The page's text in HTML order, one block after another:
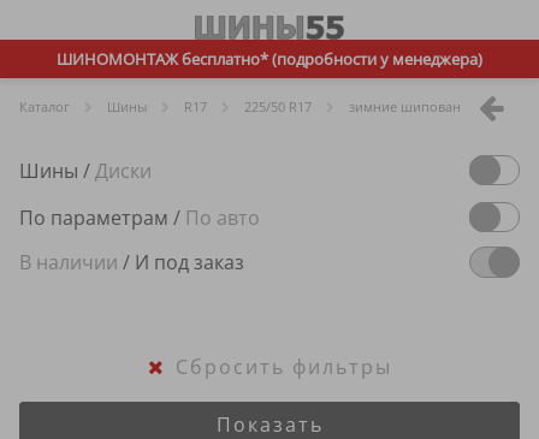
ШИНОМОНТАЖ бесплатно* (подробности у менеджера)
Каталог Шины R17 225/50 R17 зимние шипованные
Шины /Диски
По параметрам / По авто
В наличии / И под заказ
Показать
Сбросить фильтры